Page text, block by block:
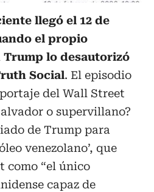
llegó el 12 de
el propio
lo desautorizó
Social. El episodio
del Wall Street
o supervillano?
de Trump para
venezolano’, que
como “el único
capaz de